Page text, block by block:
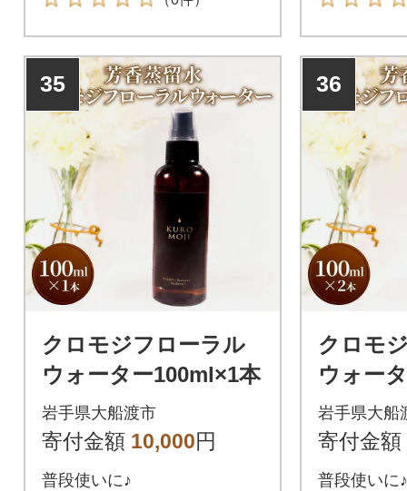
35
クロモジフローラル
ウォーター100ml×1本
岩手県大船渡市
寄付金額 10,000円
普段使いに♪
36
クロモ
ウォー
岩手県大船
寄付金額
普段使いに♪